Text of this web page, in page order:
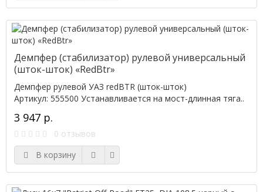
Демпфер (стабилизатор) рулевой универсальный
(шток-шток) «RedBtr»
Демпфер рулевой УАЗ redBTR (шток-шток)
Артикул: 555500 Устанавливается на мост-длинная тяга..
3 947 р.
0 отзывов
В корзину